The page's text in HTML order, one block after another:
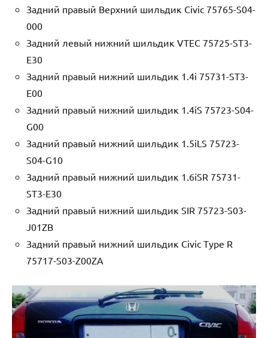
Задний правый Верхний шильдик Civic 75765-S04-
000
Задний левый нижний шильдик VTEC 75725-ST3-
E30
Задний правый нижний шильдик 1.4i 75731-ST3-
E00
Задний правый нижний шильдик 1.4iS 75723-S04-
G00
Задний правый нижний шильдик 1.5iLS 75723-
S04-G10
Задний правый нижний шильдик 1.6iSR 75731-
ST3-E30
Задний правый нижний шильдик SIR 75723-S03-
J01ZB
Задний правый нижний шильдик Civic Type R
75717-S03-Z00ZA